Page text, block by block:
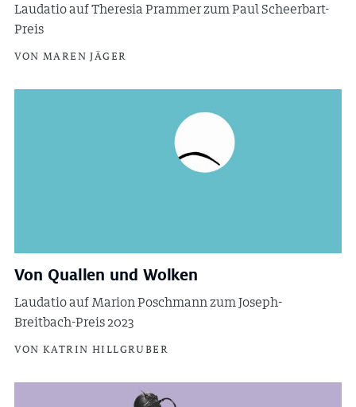
Laudatio auf Theresia Prammer zum Paul Scheerbart-
Preis
VON MAREN JÄGER
Von Quallen und Wolken
Laudatio auf Marion Poschmann zum Joseph-
Breitbach-Preis 2023
VON KATRIN HILLGRUBER